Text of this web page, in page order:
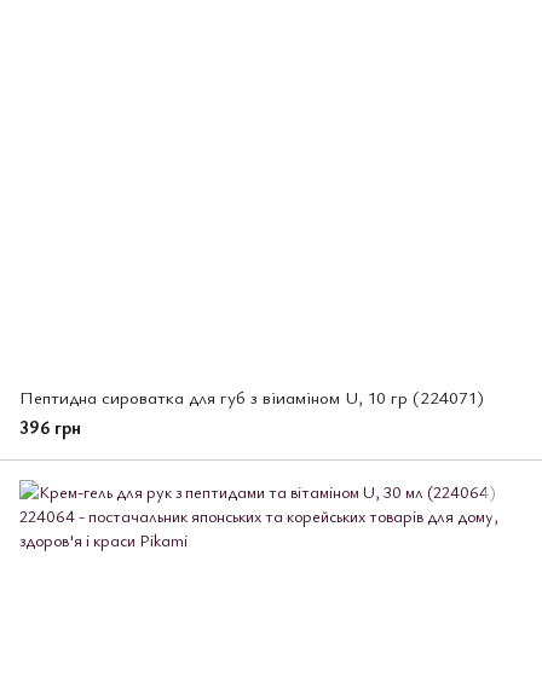
Пептидна сироватка для губ з віиаміном U, 10 гр (224071)
396 грн